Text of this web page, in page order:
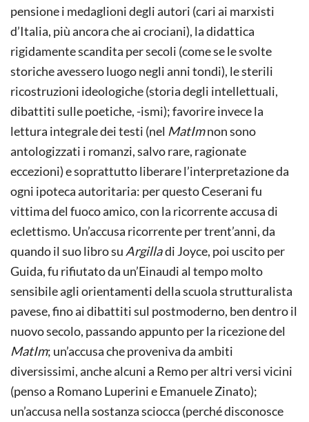
pensione i medaglioni degli autori (cari ai marxisti
d’Italia, più ancora che ai crociani), la didattica
rigidamente scandita per secoli (come se le svolte
storiche avessero luogo negli anni tondi), le sterili
ricostruzioni ideologiche (storia degli intellettuali,
dibattiti sulle poetiche, -ismi); favorire invece la
lettura integrale dei testi (nel MatImnon sono
antologizzati i romanzi, salvo rare, ragionate
eccezioni) e soprattutto liberare l’interpretazione da
ogni ipoteca autoritaria: per questo Ceserani fu
vittima del fuoco amico, con la ricorrente accusa di
eclettismo. Un’accusa ricorrente per trent’anni, da
quando il suo libro su Argilladi Joyce, poi uscito per
Guida, fu rifiutato da un’Einaudi al tempo molto
sensibile agli orientamenti della scuola strutturalista
pavese, fino ai dibattiti sul postmoderno, ben dentro il
nuovo secolo, passando appunto per la ricezione del
MatIm; un’accusa che proveniva da ambiti
diversissimi, anche alcuni a Remo per altri versi vicini
(penso a Romano Luperini e Emanuele Zinato);
un’accusa nella sostanza sciocca (perché disconosce